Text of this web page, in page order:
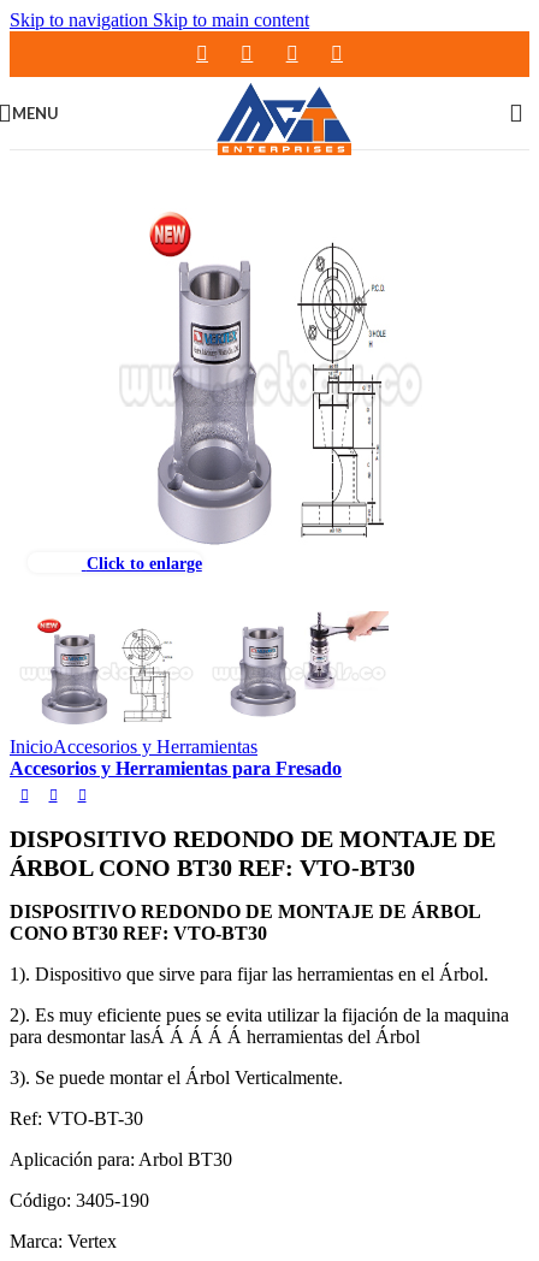
Skip to navigation Skip to main content
MENU
Click to enlarge
InicioAccesorios y Herramientas
Accesorios y Herramientas para Fresado
DISPOSITIVO REDONDO DE MONTAJE DE
ÁRBOL CONO BT30 REF: VTO-BT30
DISPOSITIVO REDONDO DE MONTAJE DE ÁRBOL
CONO BT30 REF: VTO-BT30
1). Dispositivo que sirve para fijar las herramientas en el Árbol.
2). Es muy eficiente pues se evita utilizar la fijación de la maquina
para desmontar lasÁ Á Á Á Á herramientas del Árbol
3). Se puede montar el Árbol Verticalmente.
Ref: VTO-BT-30
Aplicación para: Arbol BT30
Código: 3405-190
Marca: Vertex